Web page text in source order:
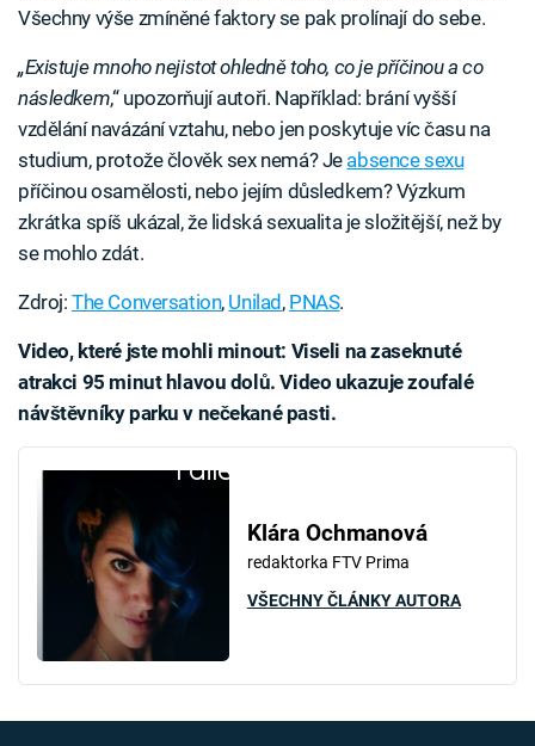
Všechny výše zmíněné faktory se pak prolínají do sebe.
„Existuje mnoho nejistot ohledně toho, co je příčinou a co
následkem,“ upozorňují autoři. Například: brání vyšší
vzdělání navázání vztahu, nebo jen poskytuje víc času na
studium, protože člověk sex nemá? Je absence sexu
příčinou osamělosti, nebo jejím důsledkem? Výzkum
zkrátka spíš ukázal, že lidská sexualita je složitější, než by
se mohlo zdát.
Zdroj:The Conversation, Unilad, PNAS.
Video, které jste mohli minout: Viseli na zaseknuté
atrakci 95 minut hlavou dolů. Video ukazuje zoufalé
návštěvníky parku v nečekané pasti.
Failed to fetch
Klára Ochmanová
redaktorka FTV Prima
VŠECHNY ČLÁNKY AUTORA